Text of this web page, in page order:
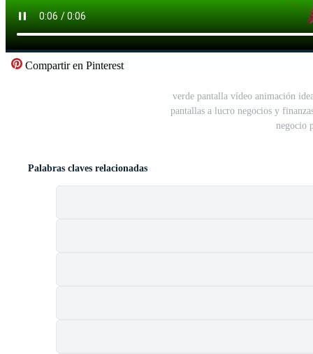
Compartir en Pinterest
verde pantalla vídeo animación
pantallas a lucro negocios y
negocio
Palabras claves relacionadas